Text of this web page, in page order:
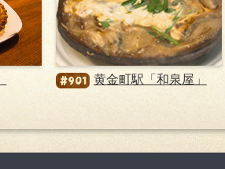
#901 黄金町駅「和泉屋」